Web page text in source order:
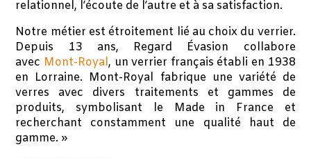
relationnel, l’écoute de l’autre et à sa satisfaction.
Notre métier est étroitement lié au choix du verrier.
Depuis 13 ans, Regard Évasion collabore
avec Mont-Royal, un verrier français établi en 1938
en Lorraine. Mont-Royal fabrique une variété de
verres avec divers traitements et gammes de
produits, symbolisant le Made in France et
recherchant constamment une qualité haut de
gamme. »